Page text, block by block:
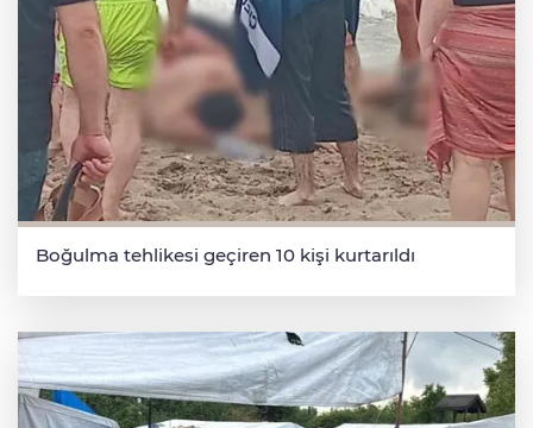
Boğulma tehlikesi geçiren 10 kişi kurtarıldı